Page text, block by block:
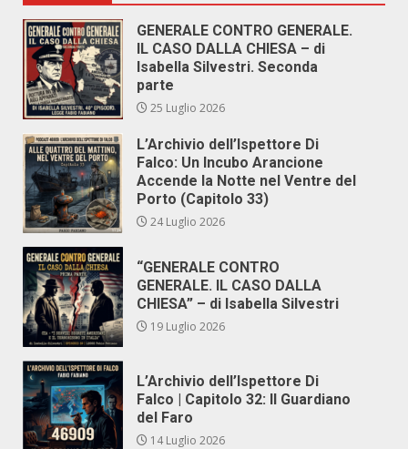
GENERALE CONTRO GENERALE.
IL CASO DALLA CHIESA – di
Isabella Silvestri. Seconda
parte
25 Luglio 2026
L’Archivio dell’Ispettore Di
Falco: Un Incubo Arancione
Accende la Notte nel Ventre del
Porto (Capitolo 33)
24 Luglio 2026
“GENERALE CONTRO
GENERALE. IL CASO DALLA
CHIESA” – di Isabella Silvestri
19 Luglio 2026
L’Archivio dell’Ispettore Di
Falco | Capitolo 32: Il Guardiano
del Faro
14 Luglio 2026